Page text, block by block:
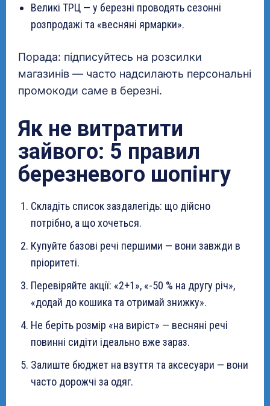
Великі ТРЦ — у березні проводять сезонні
розпродажі та «весняні ярмарки».
Порада: підписуйтесь на розсилки
магазинів — часто надсилають персональні
промокоди саме в березні.
Як не витратити
зайвого: 5 правил
березневого шопінгу
Складіть список заздалегідь: що дійсно
потрібно, а що хочеться.
Купуйте базові речі першими — вони завжди в
пріоритеті.
Перевіряйте акції: «2+1», «-50 % на другу річ»,
«додай до кошика та отримай знижку».
Не беріть розмір «на виріст» — весняні речі
повинні сидіти ідеально вже зараз.
Залиште бюджет на взуття та аксесуари — вони
часто дорожчі за одяг.